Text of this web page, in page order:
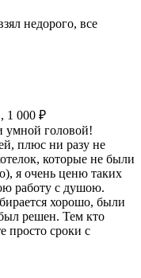
недорого, все
1 000 ₽
умной головой!
плюс ни разу не
которые не были
я очень ценю таких
работу с душою.
хорошо, были
решен. Тем кто
просто сроки с